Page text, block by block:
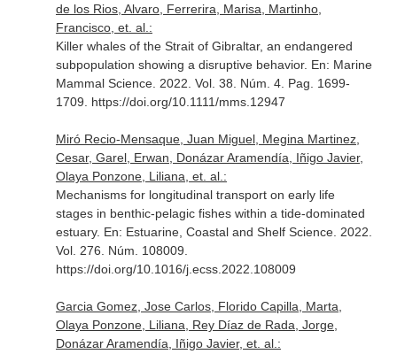
de los Rios, Alvaro, Ferrerira, Marisa, Martinho,
Francisco, et. al.:
Killer whales of the Strait of Gibraltar, an endangered
subpopulation showing a disruptive behavior. En: Marine
Mammal Science. 2022. Vol. 38. Núm. 4. Pag. 1699-
1709. https://doi.org/10.1111/mms.12947
Miró Recio-Mensaque, Juan Miguel, Megina Martinez,
Cesar, Garel, Erwan, Donázar Aramendía, Iñigo Javier,
Olaya Ponzone, Liliana, et. al.:
Mechanisms for longitudinal transport on early life
stages in benthic-pelagic fishes within a tide-dominated
estuary. En: Estuarine, Coastal and Shelf Science. 2022.
Vol. 276. Núm. 108009.
https://doi.org/10.1016/j.ecss.2022.108009
Garcia Gomez, Jose Carlos, Florido Capilla, Marta,
Olaya Ponzone, Liliana, Rey Díaz de Rada, Jorge,
Donázar Aramendía, Iñigo Javier, et. al.: